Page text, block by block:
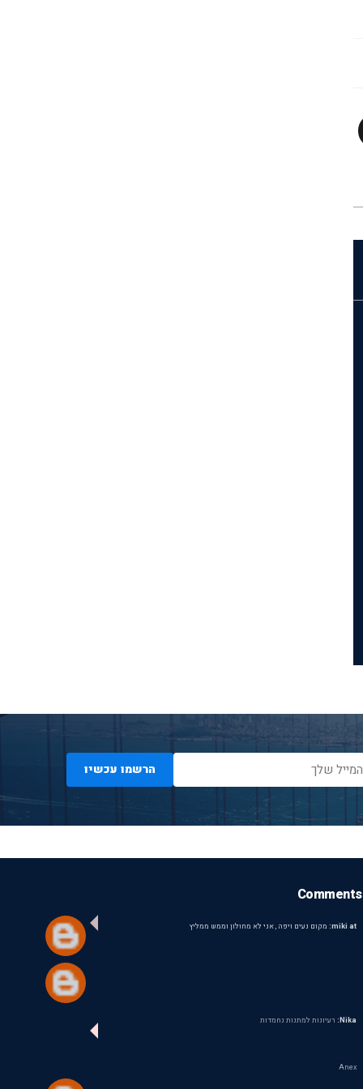
הרשמו עכשיו
Comments
miki at: מקום נעים ויפה , אני לא מחולון וממש ממליץ
Nika: רעיונות למתנות נחמדות
Anex